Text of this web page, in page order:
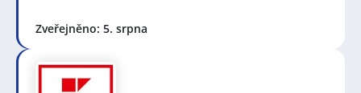
Zveřejněno: 5. srpna